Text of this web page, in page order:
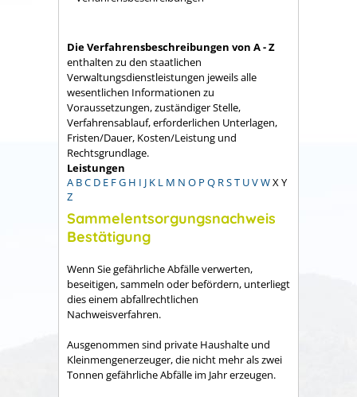
Die Verfahrensbeschreibungen von A - Z
enthalten zu den staatlichen
Verwaltungsdienstleistungen jeweils alle
wesentlichen Informationen zu
Voraussetzungen, zuständiger Stelle,
Verfahrensablauf, erforderlichen Unterlagen,
Fristen/Dauer, Kosten/Leistung und
Rechtsgrundlage.
Leistungen
A BC D E FG H I J K L M N O P Q RST UVWX Y
Z
Sammelentsorgungsnachweis
Bestätigung
Wenn Sie gefährliche Abfälle verwerten,
beseitigen, sammeln oder befördern, unterliegt
dies einem abfallrechtlichen
Nachweisverfahren.
Ausgenommen sind private Haushalte und
Kleinmengenerzeuger, die nicht mehr als zwei
Tonnen gefährliche Abfälle im Jahr erzeugen.